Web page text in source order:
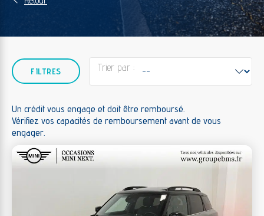
qui vous attendent dans les concessions du
Groupe BMS ou en livraison à domicile dans toute
FILTRES Tri vehicules
Trier le contenu
Un crédit vous engage et doit être remboursé.
Vérifiez vos capacités de remboursement avant de vous
engager.